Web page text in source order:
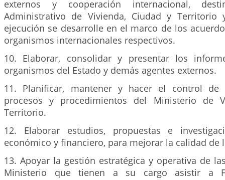
externos y cooperación internacional,
Administrativo de Vivienda, Ciudad y
ejecución se desarrolle en el marco de los
organismos internacionales respectivos.
10. Elaborar, consolidar y presentar los
organismos del Estado y demás agentes externos.
11. Planificar, mantener y hacer el control
procesos y procedimientos del Ministerio de
Territorio.
12. Elaborar estudios, propuestas e
económico y financiero, para mejorar la calidad de
13. Apoyar la gestión estratégica y operativa de
Ministerio que tienen a su cargo asistir a